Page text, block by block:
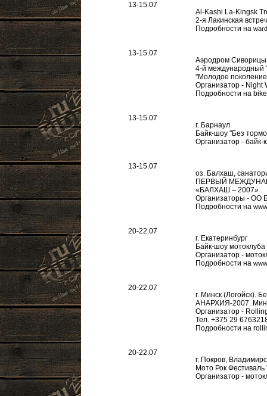
13-15.07
Al-Kashi La-Kingsk
2-я Лакинская
Подробности на
13-15.07
Аэродром
4-й международный
"Молодое
Организатор - Night
Подробности на
13-15.07
г. Барнаул
Байк-шоу "Без
Организатор - байк-
13-15.07
оз. Балхаш,
ПЕРВЫЙ
«БАЛХАШ – 2007»
Организаторы - ОО
Подробности на
20-22.07
г. Екатеринбург
Байк-шоу
Организатор -
Подробности на
20-22.07
г. Минск (Логойск).
АНАРХИЯ-2007.
Организатор -
Тел. +375 29
Подробности на
20-22.07
г. Покров,
Мото Рок
Организатор -